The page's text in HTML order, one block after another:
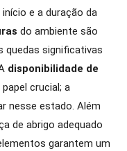
e a duração da
do ambiente são
quedas significativas
disponibilidade de
crucial; a
nesse estado. Além
de abrigo adequado
garantem um